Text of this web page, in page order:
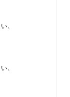
。
。